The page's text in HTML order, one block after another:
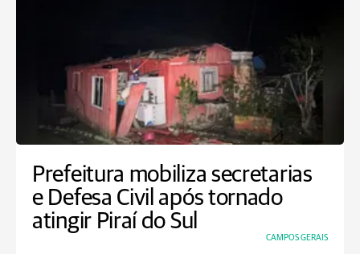
Prefeitura mobiliza secretarias
e Defesa Civil após tornado
atingir Piraí do Sul
CAMPOS GERAIS